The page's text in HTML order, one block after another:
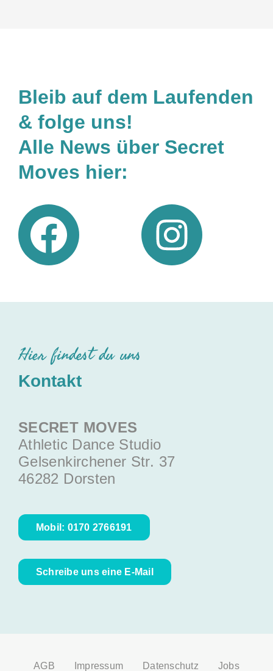
Bleib auf dem Laufenden
& folge uns!
Alle News über Secret
Moves hier:
Hier findest du uns
Kontakt
SECRET MOVES
Athletic Dance Studio
Gelsenkirchener Str. 37
46282 Dorsten
Mobil: 0170 2766191
Schreibe uns eine E-Mail
AGB Impressum Datenschutz Jobs